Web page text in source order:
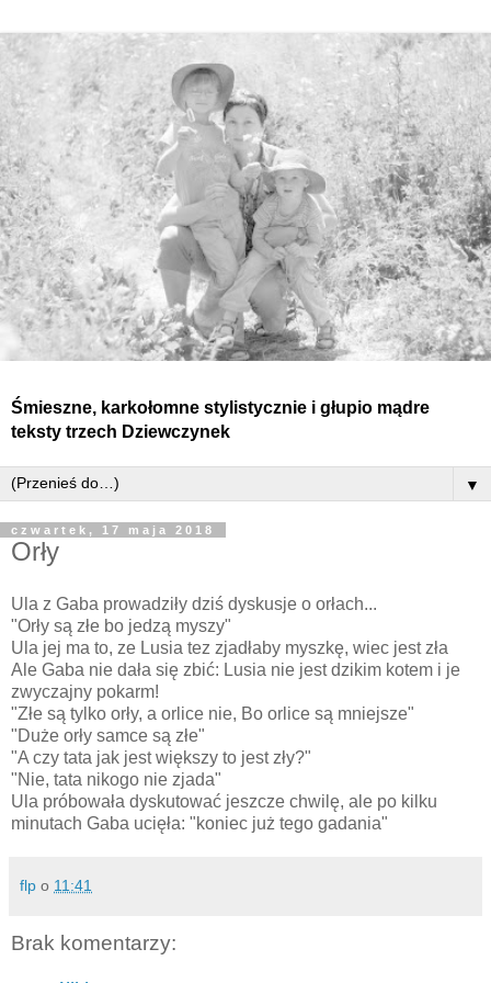
Śmieszne, karkołomne stylistycznie i głupio mądre
teksty trzech Dziewczynek
▼
czwartek, 17 maja 2018
Orły
Ula z Gaba prowadziły dziś dyskusje o orłach...
"Orły są złe bo jedzą myszy"
Ula jej ma to, ze Lusia tez zjadłaby myszkę, wiec jest zła
Ale Gaba nie dała się zbić: Lusia nie jest dzikim kotem i je
zwyczajny pokarm!
"Złe są tylko orły, a orlice nie, Bo orlice są mniejsze"
"Duże orły samce są złe"
"A czy tata jak jest większy to jest zły?"
"Nie, tata nikogo nie zjada"
Ula próbowała dyskutować jeszcze chwilę, ale po kilku
minutach Gaba ucięła: "koniec już tego gadania"
flp o 11:41
Brak komentarzy: